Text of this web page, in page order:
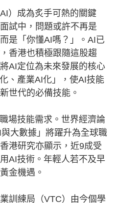
成為炙手可熱的關鍵
試中，問題或許不再是
是「你懂AI嗎？」。AI已
香港也積極跟隨這股趨
AI定位為未來發展的核心
、產業AI化」，使AI技能
世代的必備技能。
技能需求。世界經濟論
大數據」將躍升為全球職
港研究亦顯示，近9成受
AI技術。年輕人若不及早
金機遇。
練局（VTC）由今個學